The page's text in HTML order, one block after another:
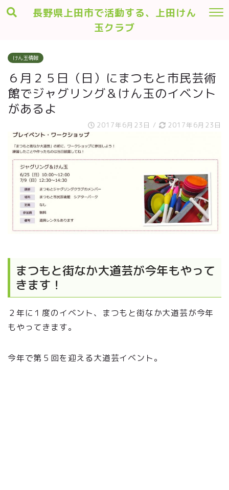
長野県上田市で活動する、上田けん
玉クラブ
けん玉情報
６月２５日（日）にまつもと市民芸術
館でジャグリング＆けん玉のイベント
があるよ
2017年6月23日 / 2017年6月23日
まつもと街なか大道芸が今年もやって
きます！
２年に１度のイベント、まつもと街なか大道芸が今年
もやってきます。
今年で第５回を迎える大道芸イベント。